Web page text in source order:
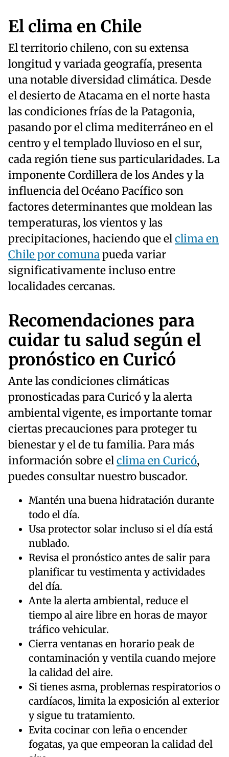
El clima en Chile
El territorio chileno, con su extensa
longitud y variada geografía, presenta
una notable diversidad climática. Desde
el desierto de Atacama en el norte hasta
las condiciones frías de la Patagonia,
pasando por el clima mediterráneo en el
centro y el templado lluvioso en el sur,
cada región tiene sus particularidades. La
imponente Cordillera de los Andes y la
influencia del Océano Pacífico son
factores determinantes que moldean las
temperaturas, los vientos y las
precipitaciones, haciendo que elclima en
Chile por comunapueda variar
significativamente incluso entre
localidades cercanas.
Recomendaciones para
cuidar tu salud según el
pronóstico en Curicó
Ante las condiciones climáticas
pronosticadas para Curicó y la alerta
ambiental vigente, es importante tomar
ciertas precauciones para proteger tu
bienestar y el de tu familia. Para más
información sobre elclima en Curicó,
puedes consultar nuestro buscador.
Mantén una buena hidratación durante
todo el día.
Usa protector solar incluso si el día está
nublado.
Revisa el pronóstico antes de salir para
planificar tu vestimenta y actividades
del día.
Ante la alerta ambiental, reduce el
tiempo al aire libre en horas de mayor
tráfico vehicular.
Cierra ventanas en horario peak de
contaminación y ventila cuando mejore
la calidad del aire.
Si tienes asma, problemas respiratorios o
cardíacos, limita la exposición al exterior
y sigue tu tratamiento.
Evita cocinar con leña o encender
fogatas, ya que empeoran la calidad del